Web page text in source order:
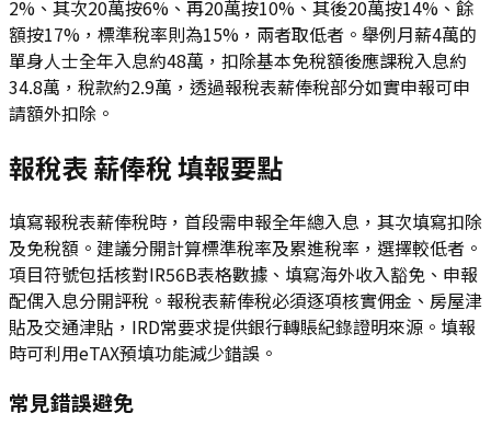
2%、其次20萬按6%、再20萬按10%、其後20萬按14%、餘
額按17%，標準稅率則為15%，兩者取低者。舉例月薪4萬的
單身人士全年入息約48萬，扣除基本免稅額後應課稅入息約
34.8萬，稅款約2.9萬，透過報稅表薪俸稅部分如實申報可申
請額外扣除。
報稅表 薪俸稅 填報要點
填寫報稅表薪俸稅時，首段需申報全年總入息，其次填寫扣除
及免稅額。建議分開計算標準稅率及累進稅率，選擇較低者。
項目符號包括核對IR56B表格數據、填寫海外收入豁免、申報
配偶入息分開評稅。報稅表薪俸稅必須逐項核實佣金、房屋津
貼及交通津貼，IRD常要求提供銀行轉賬紀錄證明來源。填報
時可利用eTAX預填功能減少錯誤。
常見錯誤避免